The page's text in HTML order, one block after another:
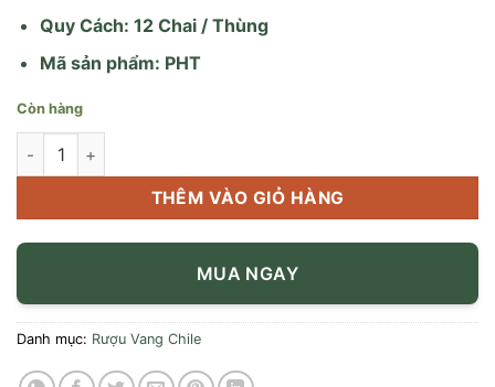
Quy Cách: 12 Chai / Thùng
Mã sản phẩm: PHT
Còn hàng
Vang chile La Roca Sauvignon Blanc số lượng
THÊM VÀO GIỎ HÀNG
MUA NGAY
Danh mục: Rượu Vang Chile